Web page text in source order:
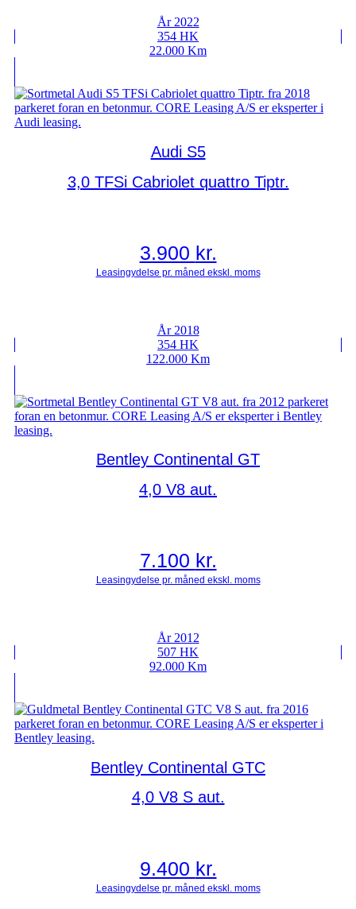
År 2022
354 HK
22.000 Km
Audi S5
3,0 TFSi Cabriolet quattro Tiptr.
3.900 kr.
År 2018
354 HK
122.000 Km
Bentley Continental GT
4,0 V8 aut.
7.100 kr.
År 2012
507 HK
92.000 Km
Bentley Continental GTC
4,0 V8 S aut.
9.400 kr.